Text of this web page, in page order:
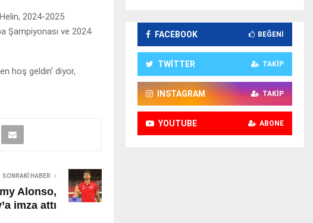
2024-2025
Şampiyonası ve 2024
hoş geldin’ diyor,
SONRAKI HABER
Alonso,
imza attı
FACEBOOK BEĞENI
TWITTER TAKIP
INSTAGRAM TAKIP
YOUTUBE ABONE